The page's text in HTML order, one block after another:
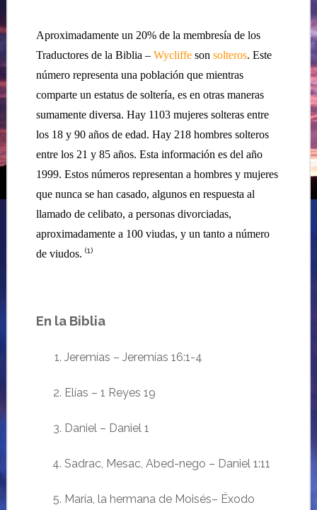
Aproximadamente un 20% de la membresía de los
Traductores de la Biblia – Wycliffe son solteros. Este
número representa una población que mientras
comparte un estatus de soltería, es en otras maneras
sumamente diversa. Hay 1103 mujeres solteras entre
los 18 y 90 años de edad. Hay 218 hombres solteros
entre los 21 y 85 años. Esta información es del año
1999. Estos números representan a hombres y mujeres
que nunca se han casado, algunos en respuesta al
llamado de celibato, a personas divorciadas,
aproximadamente a 100 viudas, y un tanto a número
de viudos. (1)
En la Biblia
Jeremías – Jeremías 16:1-4
Elías – 1 Reyes 19
Daniel – Daniel 1
Sadrac, Mesac, Abed-nego – Daniel 1:11
María, la hermana de Moisés– Éxodo